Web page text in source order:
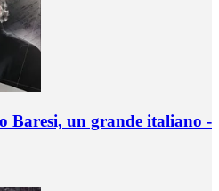
Baresi, un grande italiano -